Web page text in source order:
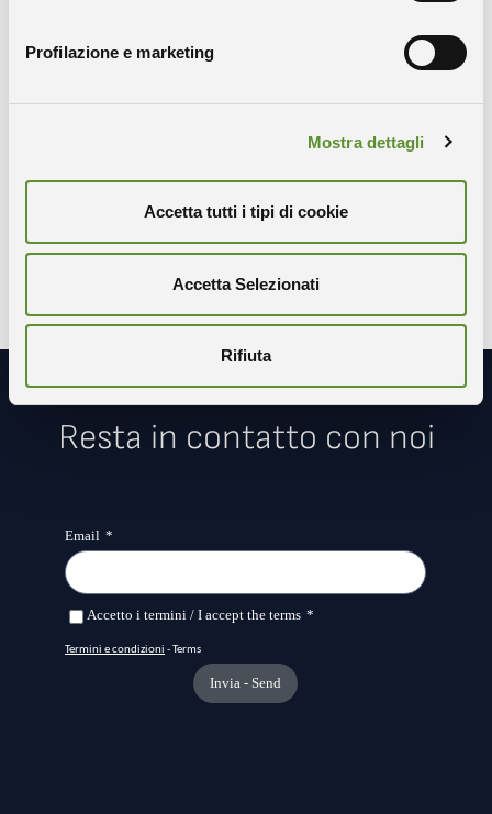
Profilazione e marketing
Mostra dettagli
Accetta tutti i tipi di cookie
Accetta Selezionati
Rifiuta
COPIA IL LINK WHATSAPP
FACEBOOK
Resta in contatto con noi